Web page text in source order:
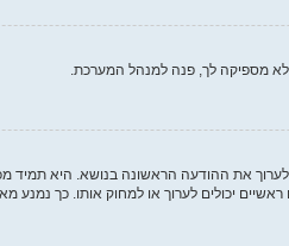
מספיקה לך, פנה למנהל המערכת.
לערוך את ההודעה הראשונה בנושא. היא
יכולים לערוך או למחוק אותו. כך נמנע